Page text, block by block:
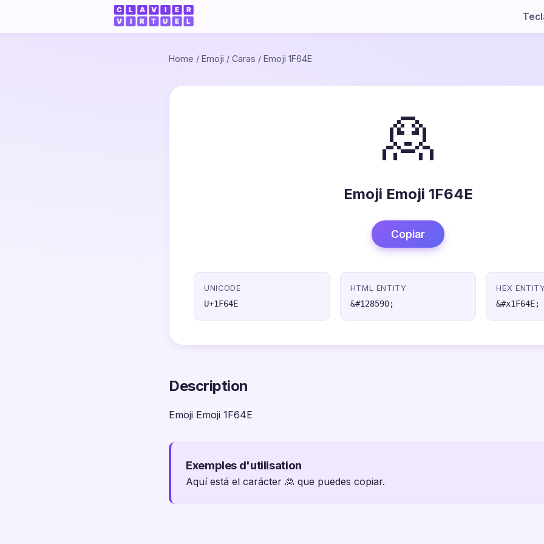
Home / Emoji / Caras / Emoji 1F64E
🙎
Emoji Emoji 1F64E
Copiar
UNICODE
U+1F64E
HTML ENTITY
&#128590;
HEX
&#x1F64E;
Description
Emoji Emoji 1F64E
Exemples d'utilisation
Aquí está el carácter 🙎 que puedes copiar.